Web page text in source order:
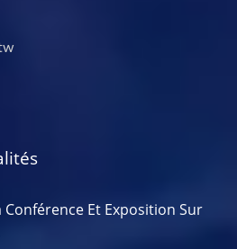
Conférence Et Exposition Sur